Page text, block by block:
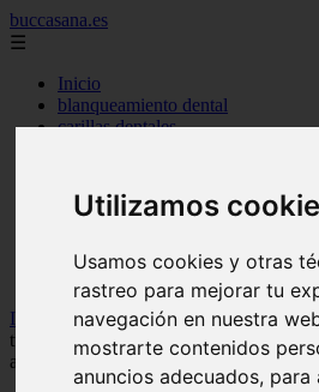
Utilizamos
Usamos cookies y otras
rastreo para mejorar tu
navegación en nuestra
mostrarte contenidos
anuncios adecuados, para
buccasana.es
☰
Inicio
blanqueamiento dental
carillas dentales
implantes dentales
lengua blanca causas y remedios
remedio casero para
Inicio
dientes >Consejos vitales para
tus hijos: ¡Apunta los signos de alerta y
ahora mismo! - Salud dental